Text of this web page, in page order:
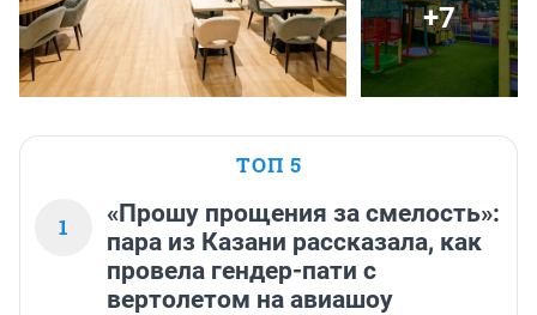
+7
ТОП 5
1
«Прошу прощения за смелость»:
пара из Казани рассказала, как
провела гендер-пати с
вертолетом на авиашоу